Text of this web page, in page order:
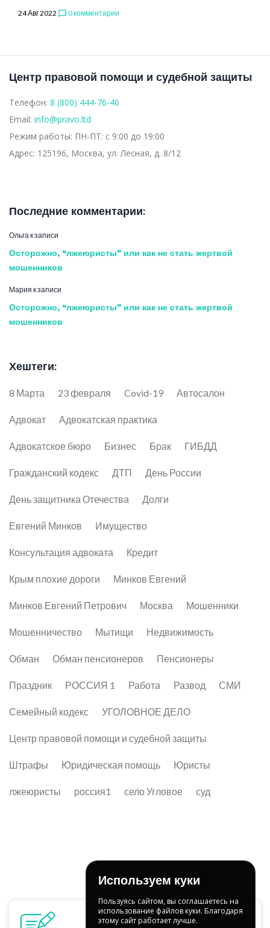
24 Авг 2022 chat_bubble_outline 0 комментарии
Центр правовой помощи и судебной защиты
Телефон: 8 (800) 444-76-40
Email: info@pravo.ltd
Режим работы: ПН-ПТ: с 9:00 до 19:00
Адрес: 125196, Москва, ул. Лесная, д. 8/12
Последние комментарии:
Ольга к записи
Осторожно, “лжеюристы” или как не стать жертвой
мошенников
Мария к записи
Осторожно, “лжеюристы” или как не стать жертвой
мошенников
Хештеги:
8 Марта 23 февраля Covid-19 Автосалон
Адвокат Адвокатская практика
Адвокатское бюро Бизнес Брак ГИБДД
Гражданский кодекс ДТП День России
День защитника Отечества Долги
Евгений Минков Имущество
Консультация адвоката Кредит
Крым плохие дороги Минков Евгений
Минков Евгений Петрович Москва Мошенники
Мошенничество Мытищи Недвижимость
Обман Обман пенсионеров Пенсионеры
Праздник РОССИЯ 1 Работа Развод СМИ
Семейный кодекс УГОЛОВНОЕ ДЕЛО
Центр правовой помощи и судебной защиты
Штрафы Юридическая помощь Юристы
лжеюристы россия1 село Угловое суд
Используем куки
Пользуясь сайтом, вы соглашаетесь на
использование файлов куки. Благодаря
этому сайт работает лучше.